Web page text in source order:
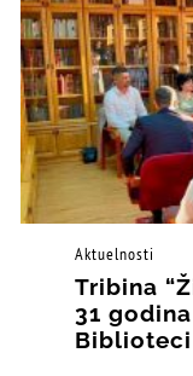
Aktuelnosti
Tribina
31
Biblioteci